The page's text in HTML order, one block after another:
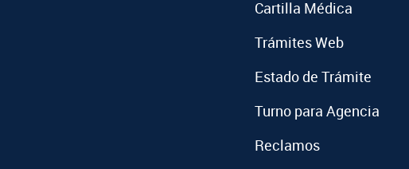
Cartilla Médica
Trámites Web
Estado de Trámite
Turno para Agencia
Reclamos